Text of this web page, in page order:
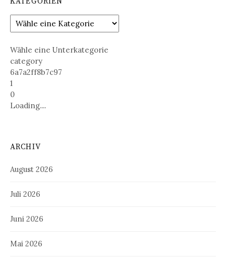
Wähle eine Unterkategorie
category
6a7a2ff8b7c97
1
0
Loading....
ARCHIV
August 2026
Juli 2026
Juni 2026
Mai 2026